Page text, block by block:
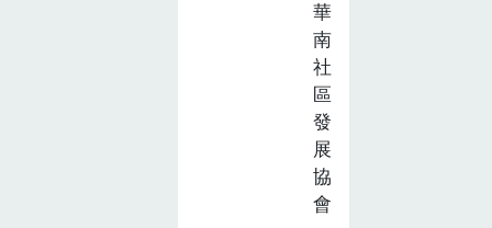
畫
徵
選
活
動
(已
截
止)
華
南
社
區
發
展
協
會